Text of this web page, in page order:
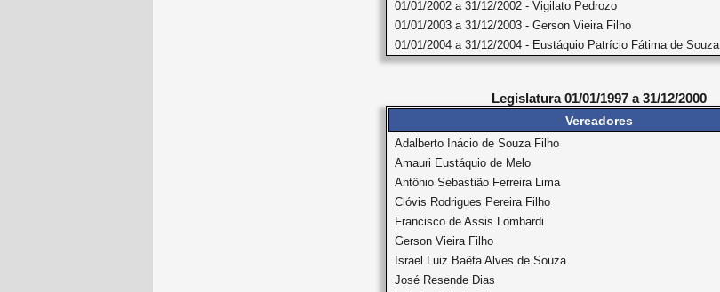
01/01/2002 a 31/12/2002 - Vigilato Pedrozo
01/01/2003 a 31/12/2003 - Gerson Vieira Filho
01/01/2004 a 31/12/2004 - Eustáquio Patrício Fátima de Souza
Legislatura 01/01/1997 a 31/12/2000
Vereadores
Adalberto Inácio de Souza Filho
Amauri Eustáquio de Melo
Antônio Sebastião Ferreira Lima
Clóvis Rodrigues Pereira Filho
Francisco de Assis Lombardi
Gerson Vieira Filho
Israel Luiz Baêta Alves de Souza
José Resende Dias